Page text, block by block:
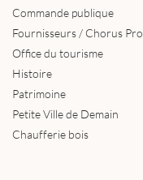
Commande publique
Fournisseurs / Chorus Pro
Office du tourisme
Histoire
Patrimoine
Petite Ville de Demain
Chaufferie bois